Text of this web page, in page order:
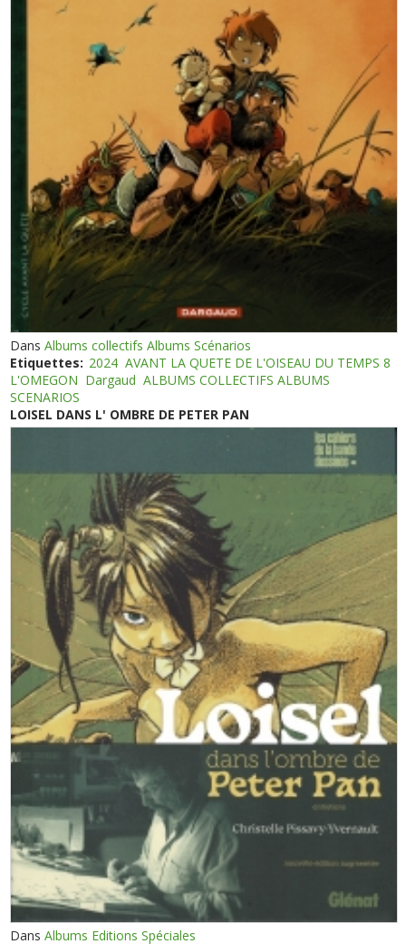
DansAlbums collectifs Albums Scénarios
Etiquettes: 2024 AVANT LA QUETE DE L'OISEAU DU TEMPS 8
L'OMEGON Dargaud ALBUMS COLLECTIFS ALBUMS
SCENARIOS
LOISEL DANS L' OMBRE DE PETER PAN
DansAlbums Editions Spéciales